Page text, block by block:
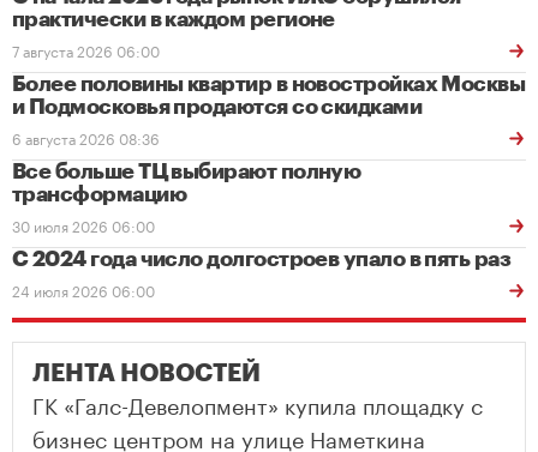
практически в каждом регионе
7 августа 2026 06:00
Более половины квартир в новостройках Москвы
и Подмосковья продаются со скидками
6 августа 2026 08:36
Все больше ТЦ выбирают полную
трансформацию
30 июля 2026 06:00
С 2024 года число долгостроев упало в пять раз
24 июля 2026 06:00
ЛЕНТА НОВОСТЕЙ
ГК «Галс-Девелопмент» купила площадку с
бизнес центром на улице Наметкина